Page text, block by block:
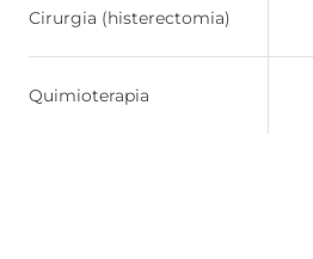
Cirurgia (histerectomia)
Quimioterapia